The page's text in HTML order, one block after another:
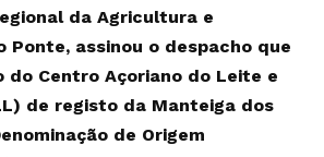
da Agricultura e
Ponte, assinou o despacho que
do Centro Açoriano do Leite e
de registo da Manteiga dos
de Origem